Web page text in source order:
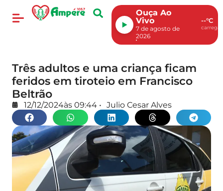
Ouça Ao
Vivo
7 de agosto de
2026
--°C
Três adultos e uma criança ficam
feridos em tiroteio em Francisco
Beltrão
12/12/2024às 09:44 • Julio Cesar Alves